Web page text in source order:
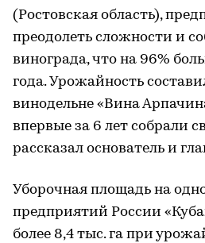
(Ростовская область),
преодолеть сложности и
винограда, что на 96%
года. Урожайность
винодельне «Вина
впервые за 6 лет собрали
рассказал основатель и
Уборочная площадь на
предприятий России
более 8,4 тыс. га при